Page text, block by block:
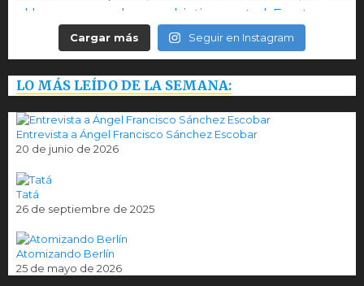
Cargar más Seguir en Instagram
LO MÁS LEÍDO DE LA SEMANA:
Entrevista a Ángel Francisco Sánchez Escobar
20 de junio de 2026
Tatá
26 de septiembre de 2025
Atomizando Berlín
25 de mayo de 2026